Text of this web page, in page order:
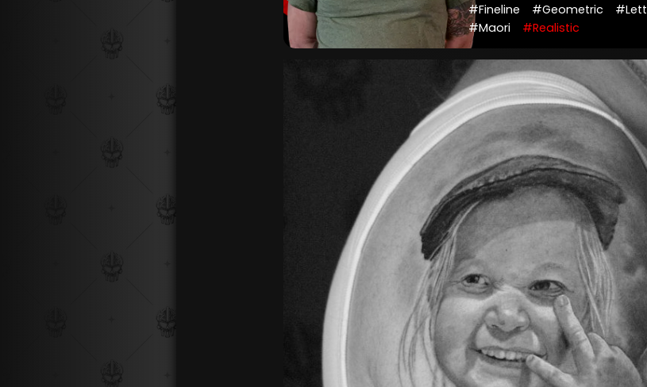
#Fineline
#Geometric
#Maori
#Realistic